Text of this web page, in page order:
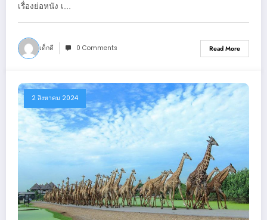
เรื่องย่อหนัง เ…
เด็กดี 0 Comments Read More
2 สิงหาคม 2024